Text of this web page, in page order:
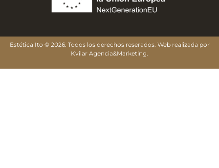
Estética Ito © 2026. Todos los derechos reserados. Web realizada por
Kvilar Agencia&Marketing